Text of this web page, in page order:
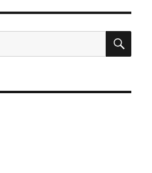
検